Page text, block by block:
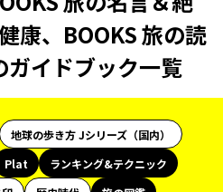
康、BOOKS 旅の読
イドブック一覧
地球の歩き方 Jシリーズ（国内）
Plat
ランキング&テクニック